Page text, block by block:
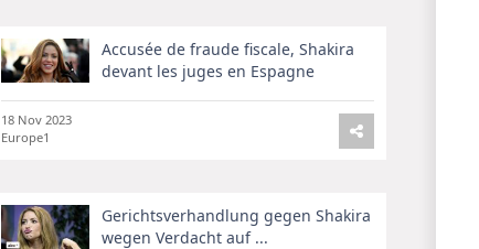
Accusée de fraude fiscale, Shakira
devant les juges en Espagne
18 Nov 2023
Europe1
Gerichtsverhandlung gegen Shakira
wegen Verdacht auf ...